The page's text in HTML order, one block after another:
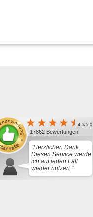
4.5/5.0
17862 Bewertungen
"Herzlichen Dank.
Diesen Service werde
ich auf jeden Fall
wieder nutzen."